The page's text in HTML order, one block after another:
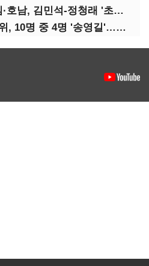
(정기여론조사)②당심·호남, 김민석-정청래 '초접전'
(정기여론조사)③2순위, 10명 중 4명 '송영길'…정청래 '한 자릿수'